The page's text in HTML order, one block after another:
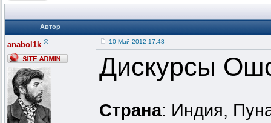
Автор
anabol1k ® 10-Май-2012 17:48
Дискурсы
Страна: Индия,